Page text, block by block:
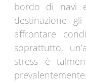
bordo di navi
destinazione
affrontare
soprattutto,
stress è